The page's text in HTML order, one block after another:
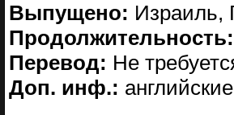
Выпущено: Израиль,
Продолжительность:
Перевод: Не
Доп. инф.: